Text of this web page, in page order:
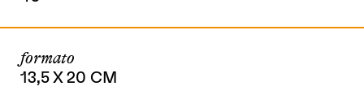
formato
13,5 X 20 CM